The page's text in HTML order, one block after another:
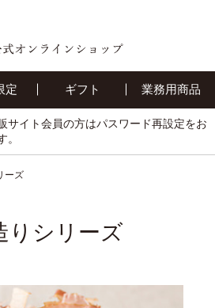
定 ギフト 業務用商品
サイト会員の方はパスワード再設定をお
。
ーズ
りシリーズ